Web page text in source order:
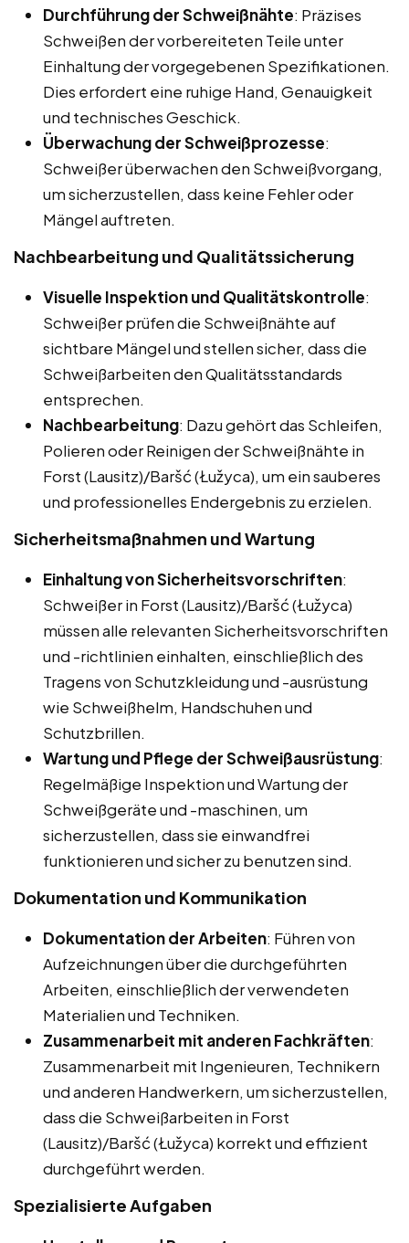
Durchführung der Schweißnähte: Präzises
Schweißen der vorbereiteten Teile unter
Einhaltung der vorgegebenen Spezifikationen.
Dies erfordert eine ruhige Hand, Genauigkeit
und technisches Geschick.
Überwachung der Schweißprozesse:
Schweißer überwachen den Schweißvorgang,
um sicherzustellen, dass keine Fehler oder
Mängel auftreten.
Nachbearbeitung und Qualitätssicherung
Visuelle Inspektion und Qualitätskontrolle:
Schweißer prüfen die Schweißnähte auf
sichtbare Mängel und stellen sicher, dass die
Schweißarbeiten den Qualitätsstandards
entsprechen.
Nachbearbeitung: Dazu gehört das Schleifen,
Polieren oder Reinigen der Schweißnähte in
Forst (Lausitz)/Baršć (Łužyca), um ein sauberes
und professionelles Endergebnis zu erzielen.
Sicherheitsmaßnahmen und Wartung
Einhaltung von Sicherheitsvorschriften:
Schweißer in Forst (Lausitz)/Baršć (Łužyca)
müssen alle relevanten Sicherheitsvorschriften
und -richtlinien einhalten, einschließlich des
Tragens von Schutzkleidung und -ausrüstung
wie Schweißhelm, Handschuhen und
Schutzbrillen.
Wartung und Pflege der Schweißausrüstung:
Regelmäßige Inspektion und Wartung der
Schweißgeräte und -maschinen, um
sicherzustellen, dass sie einwandfrei
funktionieren und sicher zu benutzen sind.
Dokumentation und Kommunikation
Dokumentation der Arbeiten: Führen von
Aufzeichnungen über die durchgeführten
Arbeiten, einschließlich der verwendeten
Materialien und Techniken.
Zusammenarbeit mit anderen Fachkräften:
Zusammenarbeit mit Ingenieuren, Technikern
und anderen Handwerkern, um sicherzustellen,
dass die Schweißarbeiten in Forst
(Lausitz)/Baršć (Łužyca) korrekt und effizient
durchgeführt werden.
Spezialisierte Aufgaben